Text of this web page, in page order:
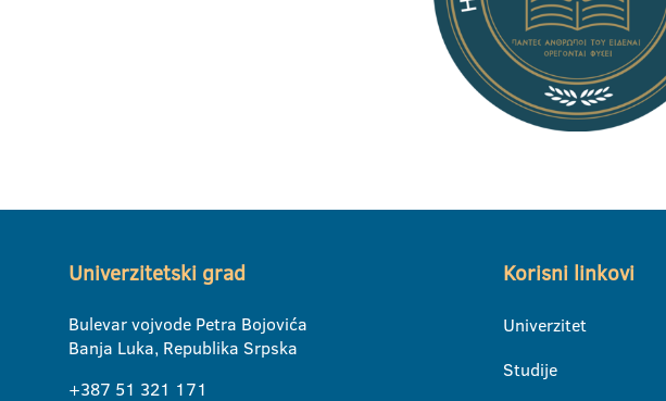
Univerzitetski grad
Bulevar vojvode Petra Bojovića
Banja Luka, Republika Srpska
+387 51 321 171
Korisni linkovi
Univerzitet
Studije